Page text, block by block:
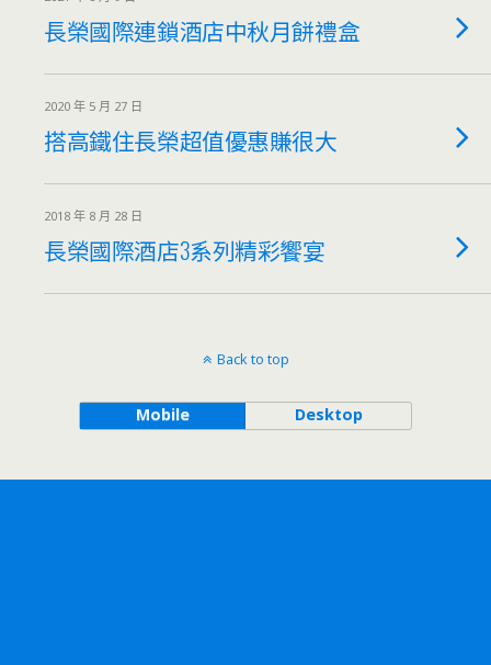
長榮國際連鎖酒店中秋月餅禮盒
2020 年 5 月 27 日
搭高鐵住長榮超值優惠賺很大
2018 年 8 月 28 日
長榮國際酒店3系列精彩饗宴
Back to top
Mobile Desktop